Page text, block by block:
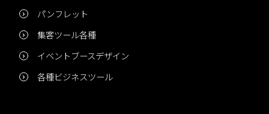
パンフレット
集客ツール各種
イベントブースデザイン
各種ビジネスツール